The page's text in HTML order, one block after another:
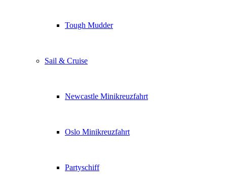
Tough Mudder
Sail & Cruise
Newcastle Minikreuzfahrt
Oslo Minikreuzfahrt
Partyschiff